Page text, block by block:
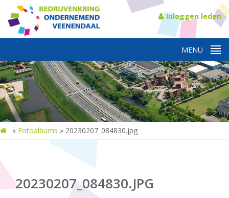
Inloggen leden
» Fotoalbums » 20230207_084830.jpg
20230207_084830.JPG